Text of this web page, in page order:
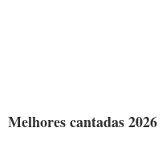
Melhores cantadas 2026